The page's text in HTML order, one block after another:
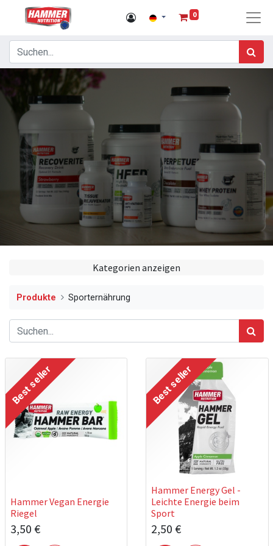
0
Kategorien anzeigen
Produkte Sporternährung
Hammer Vegan Energie
Riegel
3,50 €
Best seller
Hammer Energy Gel -
Leichte Energie beim
Sport
2,50 €
Best seller